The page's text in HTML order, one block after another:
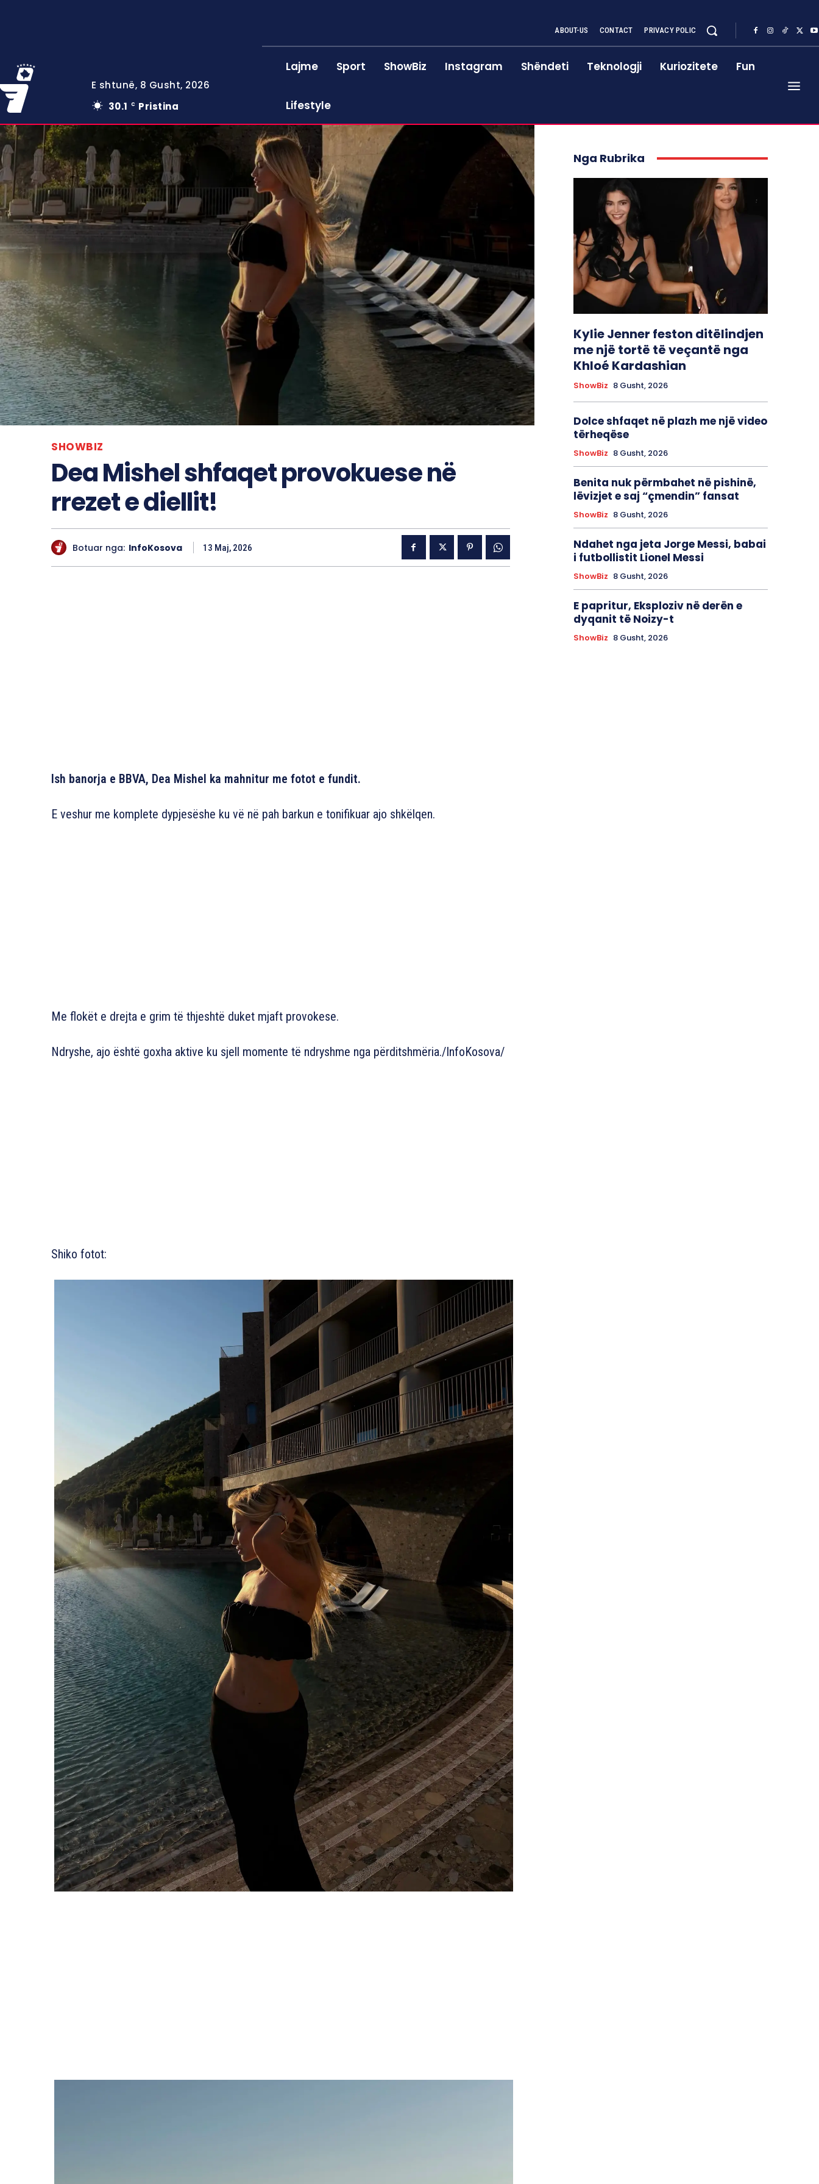
E shtunë, 8 Gusht, 2026
30.1
C Pristina
ABOUT-US CONTACT PRIVACY POLIC
Lajme Sport ShowBiz Instagram Shëndeti Teknologji Kuriozitete Fun
Lifestyle
SHOWBIZ
Dea Mishel shfaqet provokuese në
rrezet e diellit!
Botuar nga: InfoKosova 13 Maj, 2026
Ish banorja e BBVA, Dea Mishel ka mahnitur me fotot e fundit.
E veshur me komplete dypjesëshe ku vë në pah barkun e tonifikuar ajo shkëlqen.
Me flokët e drejta e grim të thjeshtë duket mjaft provokese.
Ndryshe, ajo është goxha aktive ku sjell momente të ndryshme nga përditshmëria./InfoKosova/
Shiko fotot:
Nga Rubrika
Kylie Jenner feston ditëlindjen
me një tortë të veçantë nga
Khloé Kardashian
ShowBiz 8 Gusht, 2026
Dolce shfaqet në plazh me një video
tërheqëse
ShowBiz 8 Gusht, 2026
Benita nuk përmbahet në pishinë,
lëvizjet e saj “çmendin” fansat
ShowBiz 8 Gusht, 2026
Ndahet nga jeta Jorge Messi, babai
i futbollistit Lionel Messi
ShowBiz 8 Gusht, 2026
E papritur, Eksploziv në derën e
dyqanit të Noizy-t
ShowBiz 8 Gusht, 2026